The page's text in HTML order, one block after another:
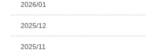
2026/01
2025/12
2025/11